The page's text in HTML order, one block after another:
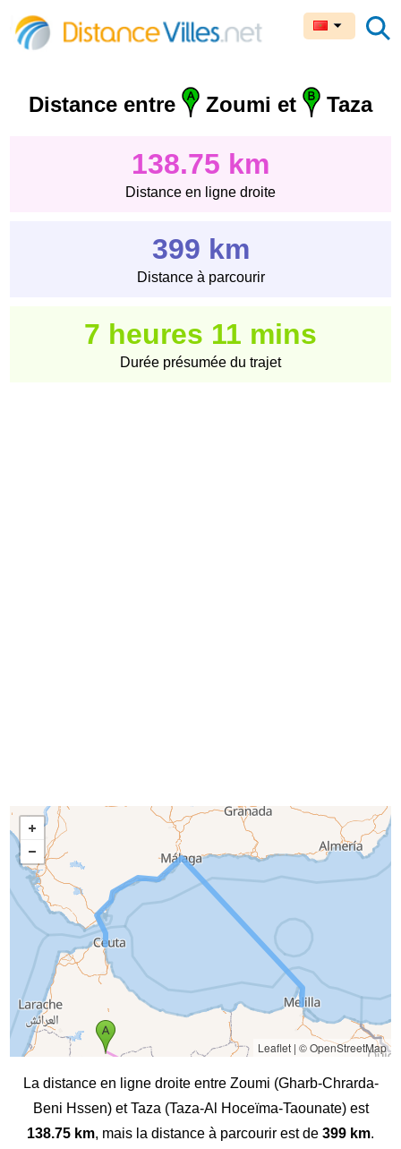
Distance entre Zoumi et Taza
138.75 km
Distance en ligne droite
399 km
Distance à parcourir
7 heures 11 mins
Durée présumée du trajet
Leaflet| © OpenStreetMap
La distance en ligne droite entre Zoumi (Gharb-Chrarda-
Beni Hssen) et Taza (Taza-Al Hoceïma-Taounate) est
138.75 km, mais la distance à parcourir est de 399 km.